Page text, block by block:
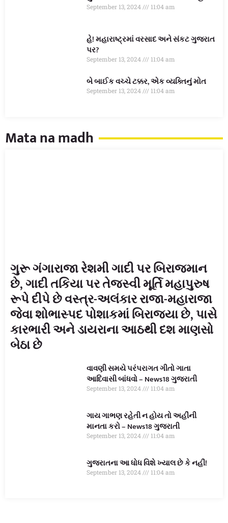
September 13, 2024 11:04 am
હે! મહારાષ્ટ્રમાં વરસાદ અને સંકટ ગુજરાત
પર?
September 13, 2024 11:04 am
બે બાઈક વચ્ચે ટક્કર, એક વ્યક્તિનું મોત
September 13, 2024 11:04 am
Mata na madh
ગુરૂ ગંગારાજા રેશમી ગાદી પર બિરાજમાન
છે, ગાદી તકિયા પર તેજસ્વી મૂર્તિ મહાપુરુષ
રૂપે દીપે છે વસ્ત્ર-અલંકાર રાજા-મહારાજા
જેવા શોભાસ્પદ પોશાકમાં બિરાજ્યા છે, પાસે
કારભારી અને ડાયરાના આઠથી દશ માણસો
બેઠા છે
વાવણી સમયે પરંપરાગત ગીતો ગાતા
આદિવાસી બાંધવો – News18 ગુજરાતી
September 13, 2024 11:04 am
ગાય ગાભણ રહેતી ન હોય તો અહીંની
માનતા કરો – News18 ગુજરાતી
September 13, 2024 11:04 am
ગુજરાતના આ ધોધ વિશે ખ્યાલ છે કે નહીં!
September 13, 2024 11:04 am